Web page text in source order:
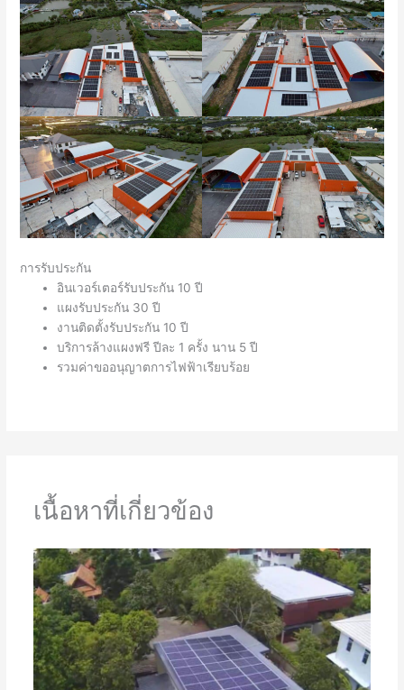
การรับประกัน
อินเวอร์เตอร์รับประกัน 10 ปี
แผงรับประกัน 30 ปี
งานติดตั้งรับประกัน 10 ปี
บริการล้างแผงฟรี ปีละ 1 ครั้ง นาน 5 ปี
รวมค่าขออนุญาตการไฟฟ้าเรียบร้อย
เนื้อหาที่เกี่ยวข้อง